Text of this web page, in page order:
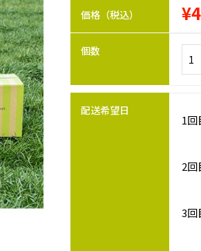
価格（税込）
通
価
格
個数
配送希望日
1回
2回
3回